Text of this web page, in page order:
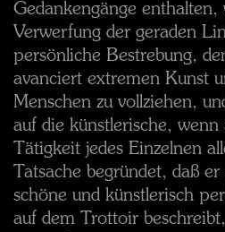
Gedankengänge
Verwerfung der geraden
persönliche Bestrebung,
avanciert extremen Kunst
Menschen zu vollziehen,
auf die künstlerische, wenn
Tätigkeit jedes Einzelnen
Tatsache begründet, daß
schöne und künstlerisch
auf dem Trottoir